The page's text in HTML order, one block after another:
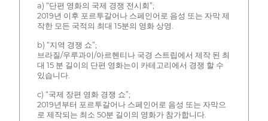
a) “단편 영화의 국제 경쟁 전시회”;
2019년 이후 포르투갈어나 스페인어로 음성 또는 자막 제
작한 모든 국적의 최대 15분의 영화 상영.
b) “지역 경쟁 쇼”;
브라질/우루과이/아르헨티나 국경 스트립에서 제작 된 최
대 15 분 길이의 단편 영화는이 카테고리에서 경쟁 할 수
있습니다.
c) “국제 장편 영화 경쟁 쇼”;
2019년부터 포르투갈어나 스페인어로 음성 또는 자막으
로 제작되는 최소 50분 길이의 영화가 참가합니다.